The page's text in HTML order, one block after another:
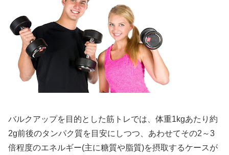
バルクアップを目的とした筋トレでは、体重1kgあたり約
2g前後のタンパク質を目安にしつつ、あわせてその2～3
倍程度のエネルギー(主に糖質や脂質)を摂取するケースが